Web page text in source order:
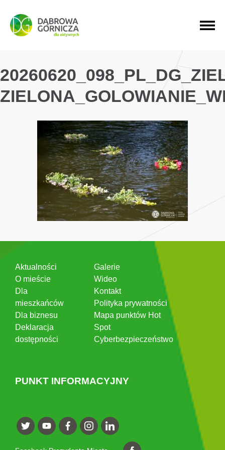
PRZEJDŹ DO MENU GŁÓWNEGO
PRZEJDŹ DO WYSZUKIWARKI
PRZEJDŹ DO TREŚCI
Aktualności
O mieście
Dla
mieszkańców
Dla biznesu
Deklaracja
dostępności
Galerie
Wideo
Kontakt
Polityka prywatności
Mapa punktów Hot
Spot
Cyberbezpieczeństwo
PUNKT INFORMACYJNY